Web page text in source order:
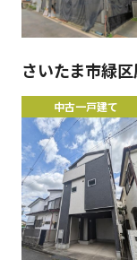
さいたま市緑
中古一戸建て